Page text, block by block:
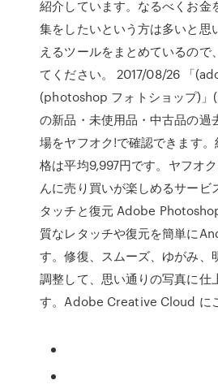
紹介しています。なるべくお金
集をしたいという方は多いと思
えるツールをまとめているので
てください。 2017/08/26 「
(photoshop フォトショップ)」
の新品・未使用品・中古品の過
場をヤフオク!で確認できます。
格は平均9,997円です。ヤフオ
んに売り買いが楽しめるサービ
タッチと復元 Adobe
質なレタッチや復元を簡単に
す。修復、スムーズ、ゆがみ、
調整して、思い通りの写真に仕
す。Adobe Creative Cloud に